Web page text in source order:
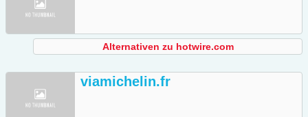
Alternativen zu hotwire.com
viamichelin.fr